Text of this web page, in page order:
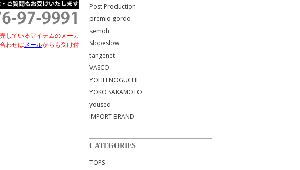
しているアイテムのメーカ
わせはメールからも受け付
Post Production
premio gordo
semoh
Slopeslow
tangenet
VASCO
YOHEI NOGUCHI
YOKO SAKAMOTO
yoused
IMPORT BRAND
CATEGORIES
TOPS